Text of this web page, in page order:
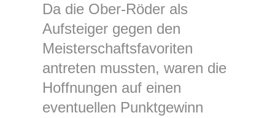
Da die Ober‑Röder als
Aufsteiger gegen den
Meisterschaftsfavoriten
antreten mussten, waren die
Hoffnungen auf einen
eventuellen Punktgewinn